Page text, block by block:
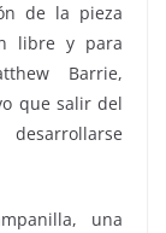
de la pieza
libre y para
Barrie,
que salir del
una